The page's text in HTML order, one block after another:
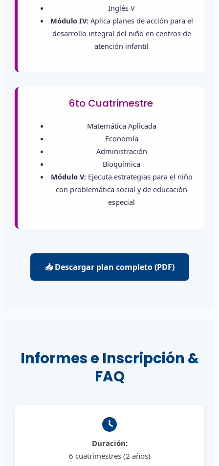
Inglés V
Módulo IV:Aplica planes de acción para el
desarrollo integral del niño en centros de
atención infantil
6to Cuatrimestre
Matemática Aplicada
Economía
Administración
Bioquímica
Módulo V:Ejecuta estrategias para el niño
con problemática social y de educación
especial
📥 Descargar plan completo (PDF)
Informes e Inscripción &
FAQ
Duración:
6 cuatrimestres (2 años)